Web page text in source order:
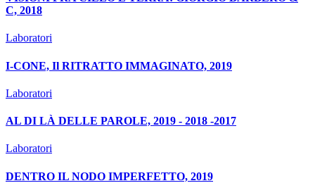
C, 2018
Laboratori
I-CONE, Il RITRATTO IMMAGINATO, 2019
Laboratori
AL DI LÀ DELLE PAROLE, 2019 - 2018 -2017
Laboratori
DENTRO IL NODO IMPERFETTO, 2019